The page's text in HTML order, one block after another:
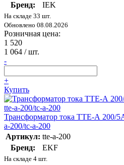
Бренд:
IEK
На складе 33 шт.
Обновлено 08.08.2026
Розничная цена:
1 520
1 064 / шт.
-
+
Купить
Трансформатор тока ТТЕ-А 200/
a-200/tc-a-200
Артикул: tte-a-200
Бренд:
EKF
На складе 4 шт.